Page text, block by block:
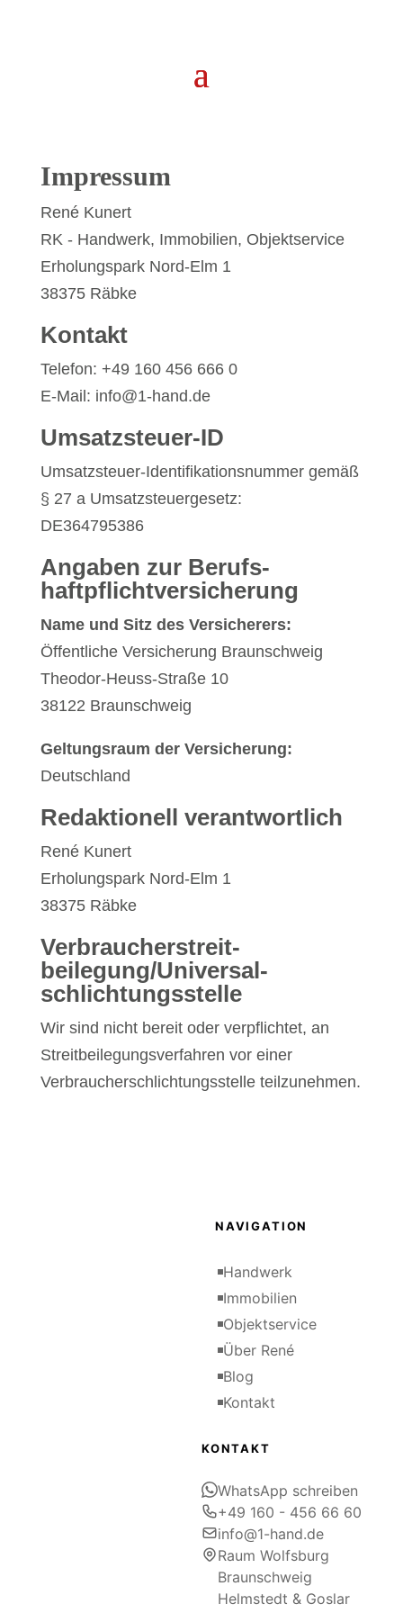
Impressum
René Kunert
RK - Handwerk, Immobilien, Objektservice
Erholungspark Nord-Elm 1
38375 Räbke
Kontakt
Telefon: +49 160 456 666 0
E-Mail: info@1-hand.de
Umsatzsteuer-ID
Umsatzsteuer-Identifikationsnummer gemäß
§ 27 a Umsatzsteuergesetz:
DE364795386
Angaben zur Berufs­
haftpflicht­versicherung
Name und Sitz des Versicherers:
Öffentliche Versicherung Braunschweig
Theodor-Heuss-Straße 10
38122 Braunschweig
Geltungsraum der Versicherung:
Deutschland
Redaktionell verantwortlich
René Kunert
Erholungspark Nord-Elm 1
38375 Räbke
Verbraucher­streit­
beilegung/Universal­
schlichtungs­stelle
Wir sind nicht bereit oder verpflichtet, an
Streitbeilegungsverfahren vor einer
Verbraucherschlichtungsstelle teilzunehmen.
NAVIGATION
Handwerk
Immobilien
Objektservice
Über René
Blog
Kontakt
KONTAKT
WhatsApp schreiben
+49 160 - 456 66 60
info@1-hand.de
Raum Wolfsburg
Braunschweig
Helmstedt & Goslar